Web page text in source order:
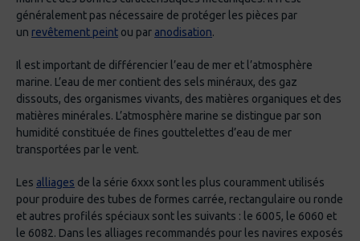
généralement pas nécessaire de protéger les pièces par
un revêtement peint ou par anodisation.
Il est important de différencier l’eau de mer et l’atmosphère
marine. L’eau de mer contient des sels minéraux, des gaz
dissouts, des organismes vivants, des matières organiques et des
matières minérales. L’atmosphère marine se distingue par son
humidité constituée de fines gouttelettes d’eau de mer
transportées par le vent.
Les alliages de la série 6xxx sont les plus couramment utilisés
pour produire des tubes de formes carrée, rectangulaire ou ronde
et autres profilés spéciaux sont les suivants : le 6005, le 6060 et
le 6082. Dans les alliages recommandés pour les navires exposés